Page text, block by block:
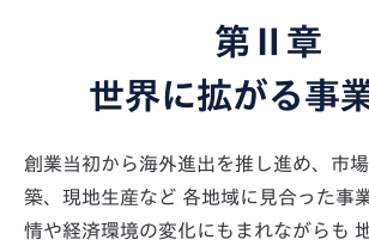
第Ⅱ章
世界に拡がる事
創業当初から海外進出を推し進め、市
築、現地生産など 各地域に見合った事
情や経済環境の変化にもまれながらも